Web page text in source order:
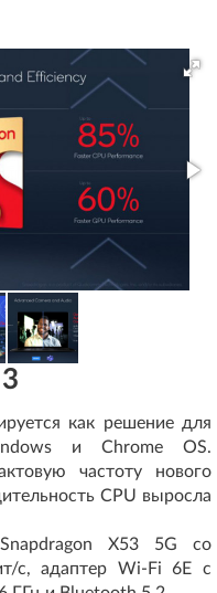
как решение для
и Chrome OS.
частоту нового
CPU выросла
X53 5G со
с, адаптер Wi-Fi 6E с